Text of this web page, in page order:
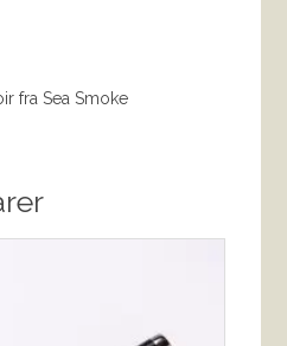
fra Sea Smoke